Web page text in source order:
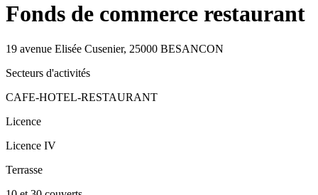
Fonds de commerce restaurant
19 avenue Elisée Cusenier, 25000 BESANCON
Secteurs d'activités
CAFE-HOTEL-RESTAURANT
Licence
Licence IV
Terrasse